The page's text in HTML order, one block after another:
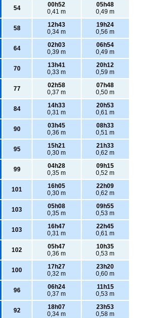
54
00h52
0,41 m
05h48
0,49 m
58
12h43
0,34 m
19h24
0,56 m
64
02h03
0,39 m
06h54
0,49 m
70
13h41
0,33 m
20h12
0,59 m
77
02h58
0,37 m
07h48
0,50 m
84
14h33
0,31 m
20h53
0,61 m
90
03h45
0,36 m
08h33
0,51 m
95
15h21
0,30 m
21h33
0,62 m
99
04h28
0,35 m
09h15
0,52 m
101
16h05
0,30 m
22h09
0,62 m
103
05h08
0,35 m
09h55
0,53 m
103
16h47
0,31 m
22h45
0,61 m
102
05h47
0,36 m
10h35
0,53 m
100
17h27
0,32 m
23h20
0,60 m
96
06h24
0,37 m
11h15
0,53 m
92
18h07
0,34 m
23h53
0,58 m